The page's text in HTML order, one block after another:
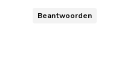
Beantwoorden